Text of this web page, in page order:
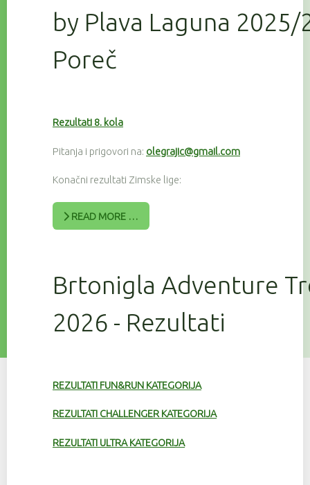
by Plava Laguna 2025/
Poreč
Rezultati 8. kola
Pitanja i prigovori na: olegrajic@gmail.com
Konačni rezultati Zimske lige:
READ MORE …
Brtonigla Adventure
2026 - Rezultati
REZULTATI FUN&RUN KATEGORIJA
REZULTATI CHALLENGER KATEGORIJA
REZULTATI ULTRA KATEGORIJA